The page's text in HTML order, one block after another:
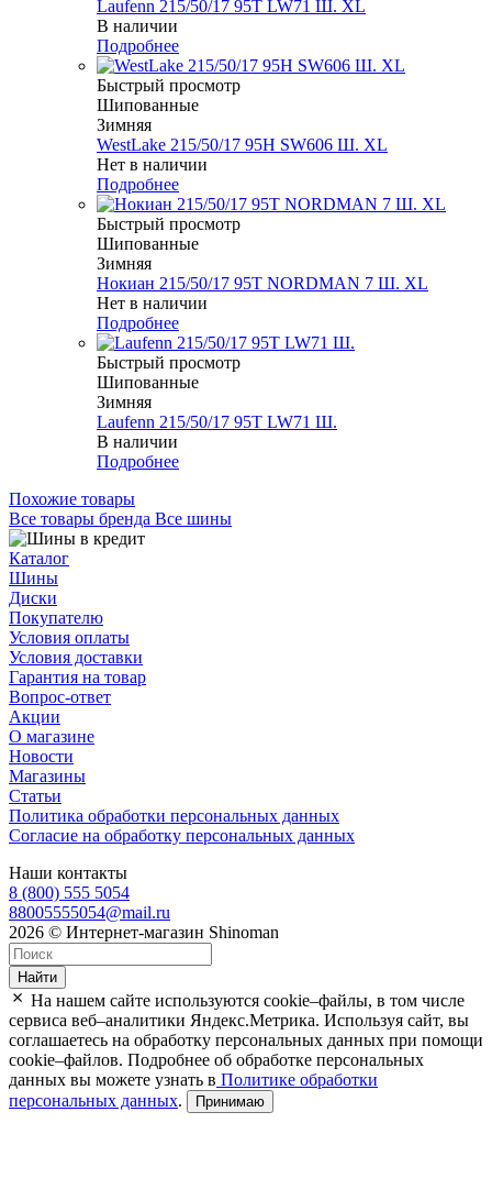
Laufenn 215/50/17 95T LW71 Ш. XL
В наличии
Подробнее
Быстрый просмотр
Шипованные
Зимняя
WestLake 215/50/17 95H SW606 Ш. XL
Нет в наличии
Подробнее
Быстрый просмотр
Шипованные
Зимняя
Нокиан 215/50/17 95T NORDMAN 7 Ш. XL
Нет в наличии
Подробнее
Быстрый просмотр
Шипованные
Зимняя
Laufenn 215/50/17 95T LW71 Ш.
В наличии
Подробнее
Похожие товары
Все товары бренда Все шины
Каталог
Шины
Диски
Покупателю
Условия оплаты
Условия доставки
Гарантия на товар
Вопрос-ответ
Акции
О магазине
Новости
Магазины
Статьи
Политика обработки персональных данных
Согласие на обработку персональных данных
Наши контакты
8 (800) 555 5054
88005555054@mail.ru
2026 © Интернет-магазин Shinoman
Найти
На нашем сайте используются cookie–файлы, в том числе
сервиса веб–аналитики Яндекс.Метрика. Используя сайт, вы
соглашаетесь на обработку персональных данных при помощи
cookie–файлов. Подробнее об обработке персональных
данных вы можете узнать в Политике обработки
персональных данных. Принимаю